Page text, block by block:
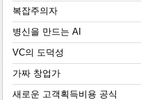
복잡주의자
병신을 만드는 AI
VC의 도덕성
가짜 창업가
새로운 고객획득비용 공식